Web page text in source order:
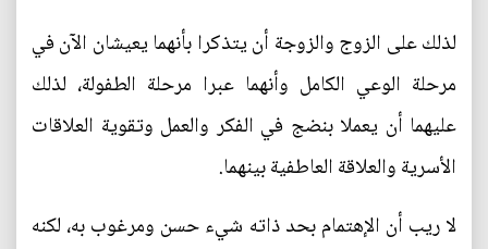
لذلك على الزوج والزوجة أن يتذكرا بأنهما يعيشان الآن في
مرحلة الوعي الكامل وأنهما عبرا مرحلة الطفولة، لذلك
عليهما أن يعملا بنضج في الفكر والعمل وتقوية العلاقات
الأسرية والعلاقة العاطفية بينهما.
لا ريب أن الإهتمام بحد ذاته شيء حسن ومرغوب به، لكنه